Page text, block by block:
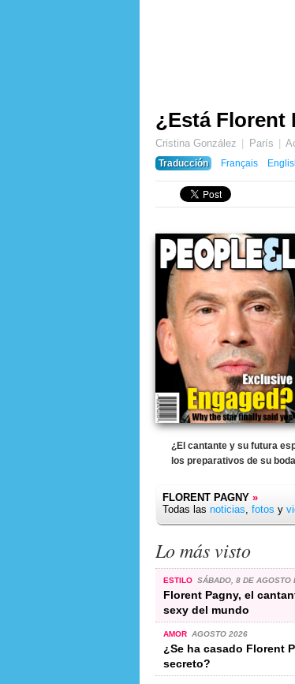
¿Está Florent
Cristina González París
Traducción
Français
¿El cantante y su futura
los preparativos de su
FLORENT PAGNY »
Todas las noticias, fotos y
Lo más visto
ESTILO SÁBADO, 8 DE AGOSTO
Florent Pagny, el
sexy del mundo
AMOR AGOSTO 2026
¿Se ha casado Florent
secreto?